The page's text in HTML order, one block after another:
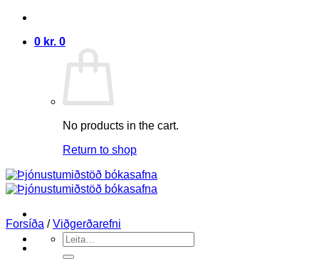
Skip
content
0 kr. 0
No products in the cart.
Return to shop
Search
for:
Forsíða / Viðgerðarefni